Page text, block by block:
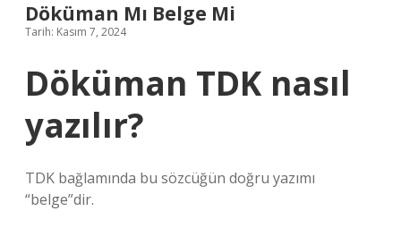
Döküman Mı Belge Mi
Tarih: Kasım 7, 2024
Döküman TDK nasıl
yazılır?
TDK bağlamında bu sözcüğün doğru yazımı
“belge”dir.